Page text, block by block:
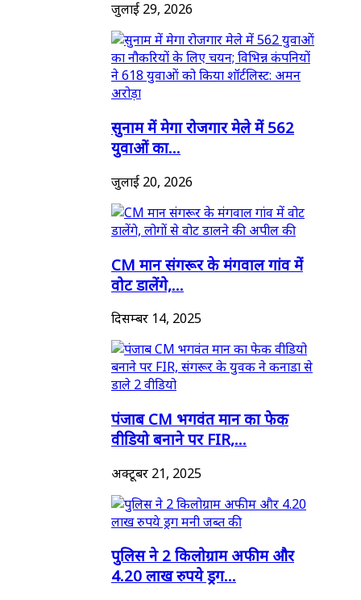
जुलाई 29, 2026
सुनाम में मेगा रोजगार मेले में 562
युवाओं का...
जुलाई 20, 2026
CM मान संगरूर के मंगवाल गांव में
वोट डालेंगे,...
दिसम्बर 14, 2025
पंजाब CM भगवंत मान का फेक
वीडियो बनाने पर FIR,...
अक्टूबर 21, 2025
पुलिस ने 2 किलोग्राम अफीम और
4.20 लाख रुपये ड्रग...